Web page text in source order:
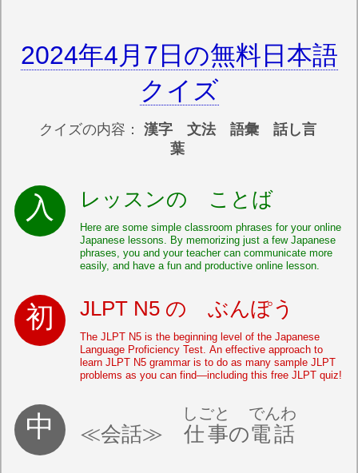
2024年4月7日の無料日本語
クイズ
クイズの内容： 漢字 文法 語彙 話し言
葉
レッスンの ことば
Here are some simple classroom phrases for your online
Japanese lessons. By memorizing just a few Japanese
phrases, you and your teacher can communicate more
easily, and have a fun and productive online lesson.
JLPT N5 の ぶんぽう
The JLPT N5 is the beginning level of the Japanese
Language Proficiency Test. An effective approach to
learn JLPT N5 grammar is to do as many sample JLPT
problems as you can find—including this free JLPT quiz!
≪会話≫ 仕事
しごと
の電話
でんわ